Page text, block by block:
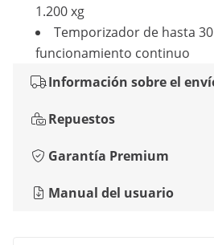
1.200 xg
Temporizador de hasta
funcionamiento continuo
Información sobre el
Repuestos
Garantía Premium
Manual del usuario